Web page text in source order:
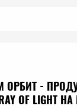
-
OF LIGHT